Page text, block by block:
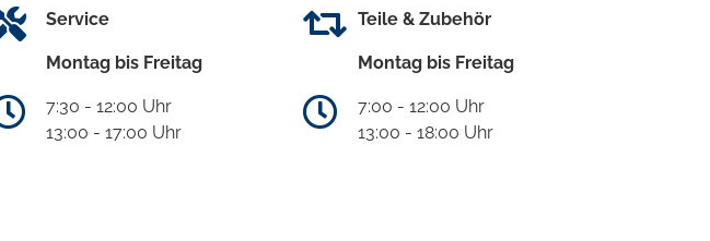
Service
Montag bis Freitag
7:30 - 12:00 Uhr
13:00 - 17:00 Uhr
Teile & Zubehör
Montag bis Freitag
7:00 - 12:00 Uhr
13:00 - 18:00 Uhr